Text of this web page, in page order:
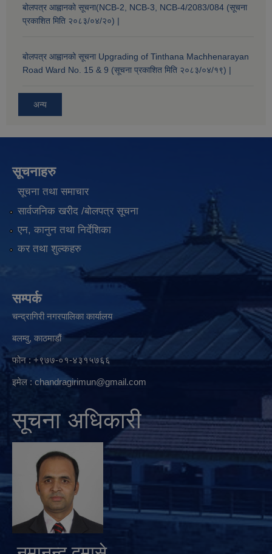
बोलपत्र आह्वानको सूचना(NCB-2, NCB-3, NCB-4/2083/084 (सूचना
प्रकाशित मिति २०८३/०४/२०) |
बोलपत्र आह्वानको सूचना Upgrading of Tinthana Machhenarayan
Road Ward No. 15 & 9 (सूचना प्रकाशित मिति २०८३/०४/१९) |
अन्य
सूचनाहरु
सूचना तथा समाचार
सार्वजनिक खरीद /बोलपत्र सूचना
एन, कानुन तथा निर्देशिका
कर तथा शुल्कहरु
सम्पर्क
चन्द्रागिरी नगरपालिका कार्यालय
बलम्वु, काठमाडौं
फोन : +९७७-०१-४३१५७६६
इमेल :chandragirimun@gmail.com
सूचना अधिकारी